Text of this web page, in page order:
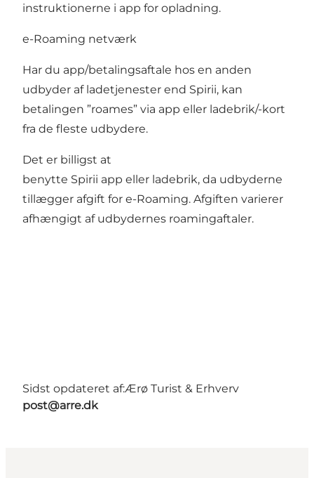
instruktionerne i app for opladning.
e-Roaming netværk
Har du app/betalingsaftale hos en anden
udbyder af ladetjenester end Spirii, kan
betalingen ”roames” via app eller ladebrik/-kort
fra de fleste udbydere.
Det er billigst at
benytte Spirii app eller ladebrik, da udbyderne
tillægger afgift for e-Roaming. Afgiften varierer
afhængigt af udbydernes roamingaftaler.
Sidst opdateret af:Ærø Turist & Erhverv
post@arre.dk